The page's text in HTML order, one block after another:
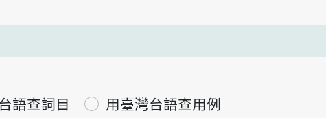
語查詞目
用臺灣台語查用例